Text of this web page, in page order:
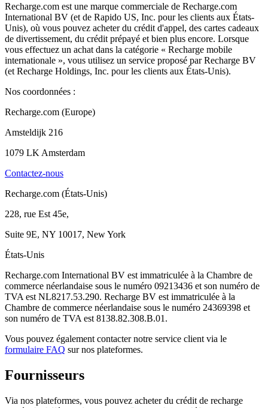
Recharge.com est une marque commerciale de Recharge.com
International BV (et de Rapido US, Inc. pour les clients aux États-
Unis), où vous pouvez acheter du crédit d'appel, des cartes cadeaux
de divertissement, du crédit prépayé et bien plus encore. Lorsque
vous effectuez un achat dans la catégorie « Recharge mobile
internationale », vous utilisez un service proposé par Recharge BV
(et Recharge Holdings, Inc. pour les clients aux États-Unis).
Nos coordonnées :
Recharge.com (Europe)
Amsteldijk 216
1079 LK Amsterdam
Contactez-nous
Recharge.com (États-Unis)
228, rue Est 45e,
Suite 9E, NY 10017, New York
États-Unis
Recharge.com International BV est immatriculée à la Chambre de
commerce néerlandaise sous le numéro 09213436 et son numéro de
TVA est NL8217.53.290. Recharge BV est immatriculée à la
Chambre de commerce néerlandaise sous le numéro 24369398 et
son numéro de TVA est 8138.82.308.B.01.
Vous pouvez également contacter notre service client via le
formulaire FAQ sur nos plateformes.
Fournisseurs
Via nos plateformes, vous pouvez acheter du crédit de recharge